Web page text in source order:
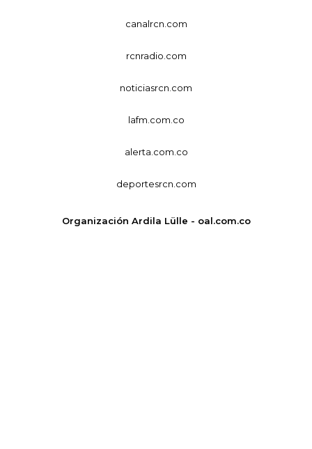
canalrcn.com
rcnradio.com
noticiasrcn.com
lafm.com.co
alerta.com.co
deportesrcn.com
Organización Ardila Lülle - oal.com.co